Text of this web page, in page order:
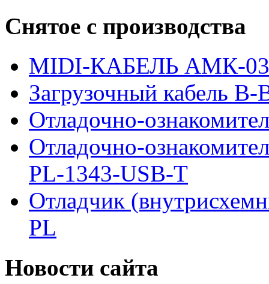
Снятое с производства
MIDI-КАБЕЛЬ АМК-03
Загрузочный кабель B-
Отладочно-
Отладочно-
PL-1343-USB-T
Отладчик
PL
Новости сайта